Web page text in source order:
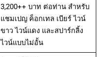
3,200++ บาท ต่อท่าน สำหรับ
แชมเปญ ค็อกเทล เบียร์ ไวน์
ขาว ไวน์แดง และสปาร์กลิ้ง
ไวน์แบบไม่อั้น